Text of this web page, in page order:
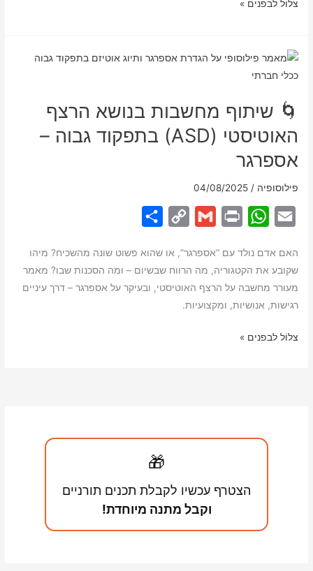
p
האם
הרצף
האוטיסטי
יש
תלוי
את
שואלים…
צלוֹל לבפנים »
🌀 שיתוף מחשבות בנושא הרצף
האוטיסטי (ASD) בתפקוד גבוה –
אספרגר
פילוסופיה /
04/08/2025
a
l
W
a
s
p
t
G
a
l
p
a
האם אדם נולד עם “אספרגר”, או שהוא פשוט שונה מהשכיח? מיהו
שקובע את הקטגוריה, מה הרווח שבשיום – ומה הסכנות שבו? מאמר
מעורר מחשבה על הרצף האוטיסטי, ובעיקר על אספרגר – דרך עיניים
רגישות, אנושיות, ומקצועיות.
🌀
צלוֹל לבפנים »
🎁
הצטרף עכשיו לקבלת תכנים תורניים
וקבל מתנה מיוחדת!